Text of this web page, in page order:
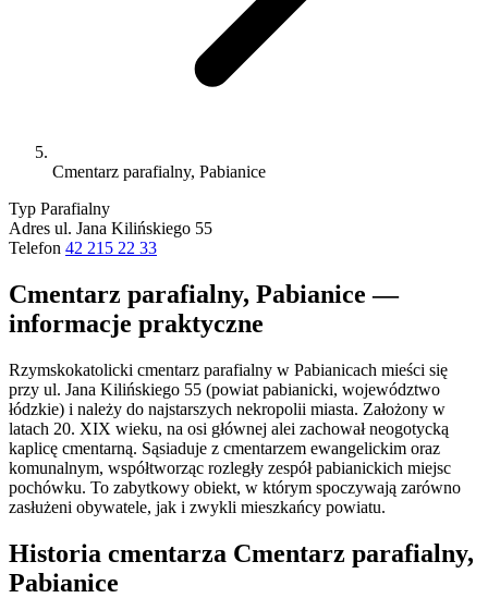
Cmentarz parafialny, Pabianice
Typ Parafialny
Adres ul. Jana Kilińskiego 55
Telefon 42 215 22 33
Cmentarz parafialny, Pabianice —
informacje praktyczne
Rzymskokatolicki cmentarz parafialny w Pabianicach mieści się
przy ul. Jana Kilińskiego 55 (powiat pabianicki, województwo
łódzkie) i należy do najstarszych nekropolii miasta. Założony w
latach 20. XIX wieku, na osi głównej alei zachował neogotycką
kaplicę cmentarną. Sąsiaduje z cmentarzem ewangelickim oraz
komunalnym, współtworząc rozległy zespół pabianickich miejsc
pochówku. To zabytkowy obiekt, w którym spoczywają zarówno
zasłużeni obywatele, jak i zwykli mieszkańcy powiatu.
Historia cmentarza Cmentarz parafialny,
Pabianice